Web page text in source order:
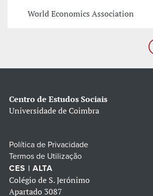
World Economics Association
Centro de Estudos Sociais
Universidade de Coimbra
Política de Privacidade
Termos de Utilização
CES | ALTA
Colégio de S. Jerónimo
Apartado 3087